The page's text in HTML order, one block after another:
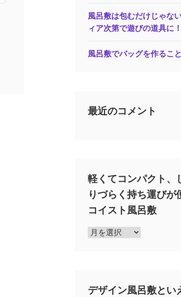
風呂敷は包むだけじゃな
ィア次第で遊びの道具に！
風呂敷でバッグを作ること
最近のコメント
軽くてコンパクト、
りづらく持ち運びが
コイスト風呂敷
軽
パ
デザイン風呂敷とい